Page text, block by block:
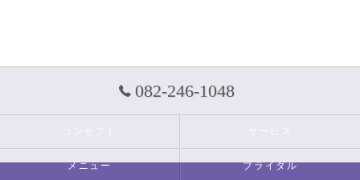
082-246-1048
サービス
メニュー ブライダル